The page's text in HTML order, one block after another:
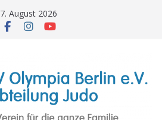
7. August 2026